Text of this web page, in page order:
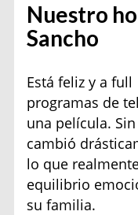
Nuestro
Sancho
Está feliz y a
programas de
una película.
cambió
lo que
equilibrio
su familia.